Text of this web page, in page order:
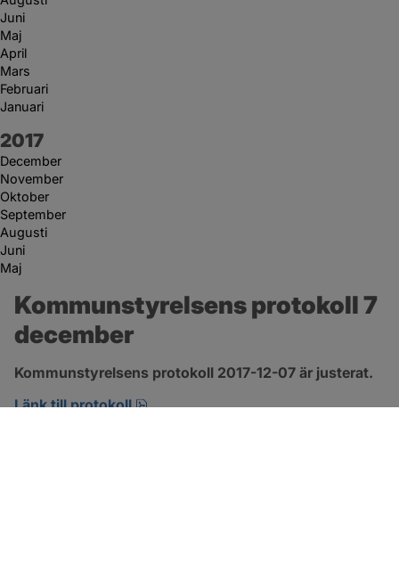
Juni
Maj
April
Mars
Februari
Januari
År:
2017
December
November
Oktober
September
Augusti
Juni
Maj
Kommunstyrelsens protokoll 7
december
Kommunstyrelsens protokoll 2017-12-07 är justerat.
Länk till protokoll
pdf, 123.1 kB, öppnas i nytt fönster.